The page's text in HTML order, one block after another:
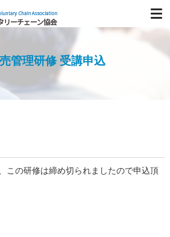
管理研修 受講申込
この研修は締め切られましたので申込頂